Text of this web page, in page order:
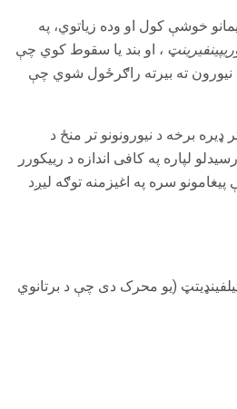
خوشې کول او وده زیاتوي، په
، او بند یا سقوط کوي چې
نیورون ته بیرته راګرځول شوي چې
ډیره برخه د نیورونونو تر منځ د
لپاره په کافی اندازه د رییکورر
سره په اغیزمنه توګه لیږد
(یو محرک دی چې د برتانوي